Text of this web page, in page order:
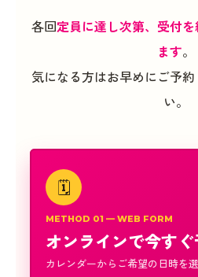
各回定員に達し次第、受付
ます。
気になる方はお早めにご予
い。
🗓
METHOD 01 — WEB FORM
オンラインで今す
カレンダーからご希望の日時を